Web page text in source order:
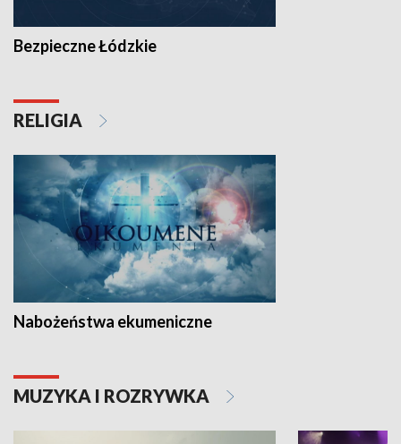
Bezpieczne Łódzkie
RELIGIA
Nabożeństwa ekumeniczne
MUZYKA I ROZRYWKA